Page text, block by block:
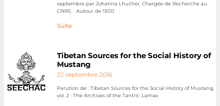
septembre par Johanna Lhuillier, Chargée de Recherche au
CNRS. Autour de 1500
Suite
Tibetan Sources for the Social History of
Mustang
22 septembre 2016
Parution de : Tibetan Sources for the Social History of Mustang,
vol. 2 : The Archives of the Tantric Lamas